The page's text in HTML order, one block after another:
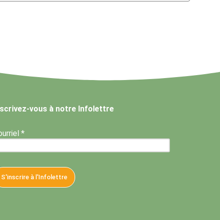
vous à notre Infolettre
*